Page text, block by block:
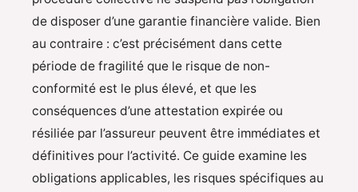
de disposer d’une garantie financière valide. Bien
au contraire : c’est précisément dans cette
période de fragilité que le risque de non-
conformité est le plus élevé, et que les
conséquences d’une attestation expirée ou
résiliée par l’assureur peuvent être immédiates et
définitives pour l’activité. Ce guide examine les
obligations applicables, les risques spécifiques au